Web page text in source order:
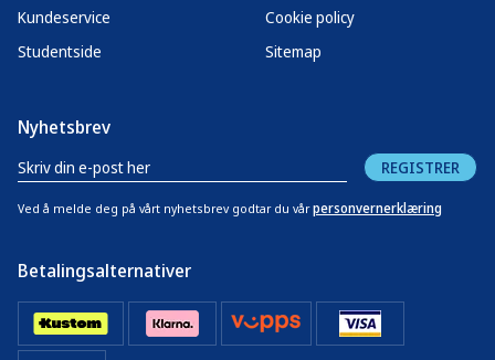
Kundeservice
Studentside
Cookie policy
Sitemap
Nyhetsbrev
REGISTRER
Ved å melde deg på vårt nyhetsbrev godtar du vår personvernerklæring
Betalingsalternativer